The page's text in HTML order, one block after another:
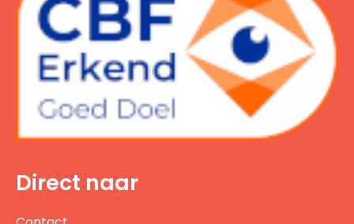
Direct naar